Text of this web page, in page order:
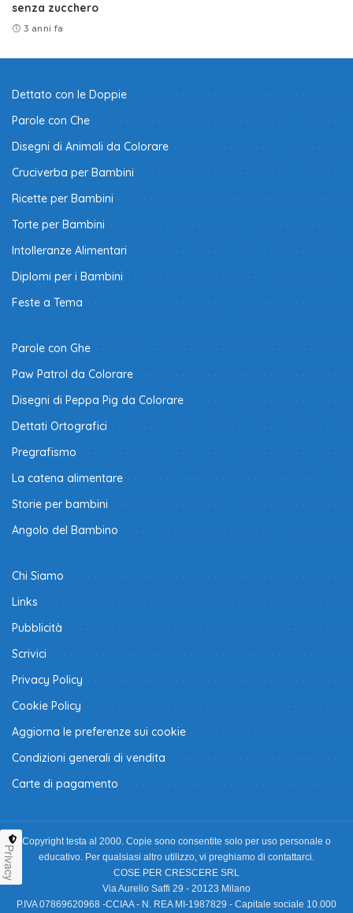
senza zucchero
3 anni fa
Dettato con le Doppie
Parole con Che
Disegni di Animali da Colorare
Cruciverba per Bambini
Ricette per Bambini
Torte per Bambini
Intolleranze Alimentari
Diplomi per i Bambini
Feste a Tema
Parole con Ghe
Paw Patrol da Colorare
Disegni di Peppa Pig da Colorare
Dettati Ortografici
Pregrafismo
La catena alimentare
Storie per bambini
Angolo del Bambino
Chi Siamo
Links
Pubblicità
Scrivici
Privacy Policy
Cookie Policy
Aggiorna le preferenze sui cookie
Condizioni generali di vendita
Carte di pagamento
Copyright testa al 2000. Copie sono consentite solo per uso personale o
educativo. Per qualsiasi altro utilizzo, vi preghiamo di contattarci.
COSE PER CRESCERE SRL
Via Aurelio Saffi 29 - 20123 Milano
P.IVA 07869620968 -CCIAA - N. REA MI-1987829 - Capitale sociale 10.000
Privacy